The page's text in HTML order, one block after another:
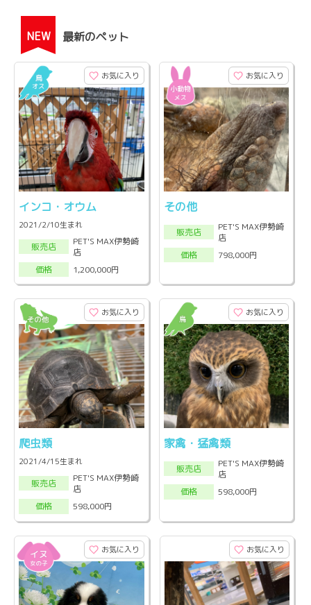
NEW 最新のペット
お気に入り
インコ・オウム
2021/2/10生まれ
販売店
PET'S MAX伊勢崎
店
価格
1,200,000円
お気に入り
その他
販売店
PET'S MAX伊勢崎
店
価格
798,000円
お気に入り
爬虫類
2021/4/15生まれ
販売店
PET'S MAX伊勢崎
店
価格
598,000円
お気に入り
家禽・猛禽類
販売店
PET'S MAX伊勢崎
店
価格
598,000円
お気に入り お気に入り